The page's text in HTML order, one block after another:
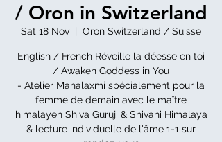
/ Oron in Switzerland
Sat 18 Nov
  |
Oron Switzerland / Suisse
English / French Réveille la déesse en toi
/ Awaken Goddess in You
- Atelier Mahalaxmi spécialement pour la
femme de demain avec le maître
himalayen Shiva Guruji & Shivani Himalaya
& lecture individuelle de l'âme 1-1 sur